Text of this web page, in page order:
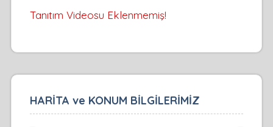
Tanıtım Videosu Eklenmemiş!
HARİTA ve KONUM BİLGİLERİMİZ